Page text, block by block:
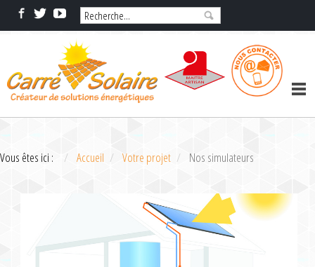
Vous êtes ici : Accueil Votre projet Nos simulateurs